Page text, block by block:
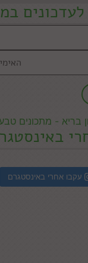
עקבו אחרי באינסטגרם